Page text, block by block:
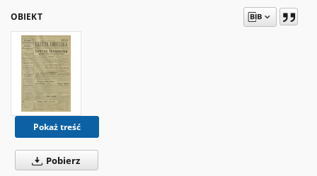
OBIEKT
Pokaż treść
Pobierz